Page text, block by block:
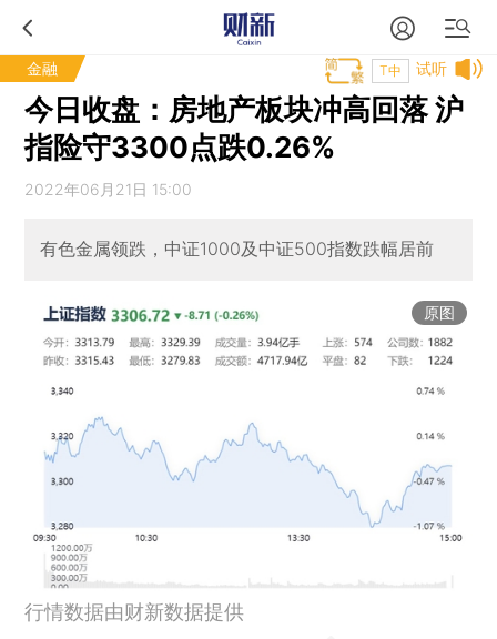
金融 试听
T中
今日收盘：房地产板块冲高回落 沪
指险守3300点跌0.26%
2022年06月21日 15:00
有色金属领跌，中证1000及中证500指数跌幅居前
原图
行情数据由财新数据提供